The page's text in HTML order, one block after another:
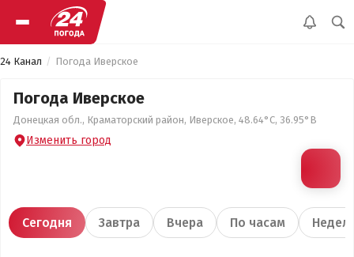
24 Канал Погода Иверское
Погода Иверское
Донецкая обл., Краматорский район, Иверское, 48.64°С, 36.95°В
Изменить город
Сегодня Завтра Вчера По часам